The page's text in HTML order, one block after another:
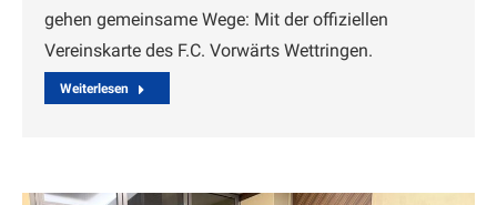
gehen gemeinsame Wege: Mit der offiziellen
Vereinskarte des F.C. Vorwärts Wettringen.
Weiterlesen